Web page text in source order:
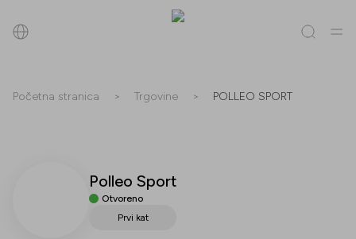
Početna stranica > Trgovine > POLLEO SPORT
Polleo Sport
Otvoreno
Prvi kat